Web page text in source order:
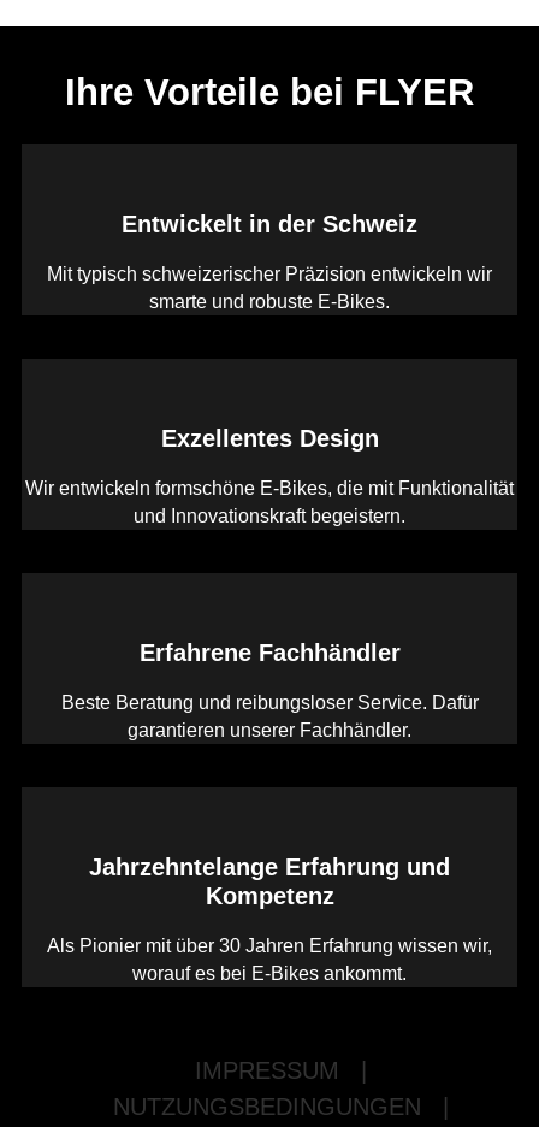
Ihre Vorteile bei FLYER
Entwickelt in der Schweiz
Mit typisch schweizerischer Präzision entwickeln wir
smarte und robuste E-Bikes.
Exzellentes Design
Wir entwickeln formschöne E-Bikes, die mit Funktionalität
und Innovationskraft begeistern.
Erfahrene Fachhändler
Beste Beratung und reibungsloser Service. Dafür
garantieren unserer Fachhändler.
Jahrzehntelange Erfahrung und
Kompetenz
Als Pionier mit über 30 Jahren Erfahrung wissen wir,
worauf es bei E-Bikes ankommt.
IMPRESSUM
NUTZUNGSBEDINGUNGEN